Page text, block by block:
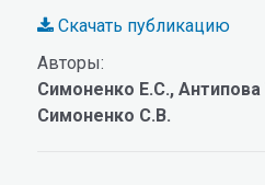
Скачать публикацию
Авторы:
Симоненко Е.С.,
Симоненко С.В.